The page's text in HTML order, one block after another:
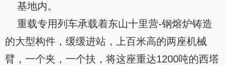
基地内。
重载专用列车承载着东山十里营-钢熔炉铸造
的大型构件，缓缓进站，上百米高的两座机械
臂，一个夹，一个扶，将这座重达1200吨的西塔